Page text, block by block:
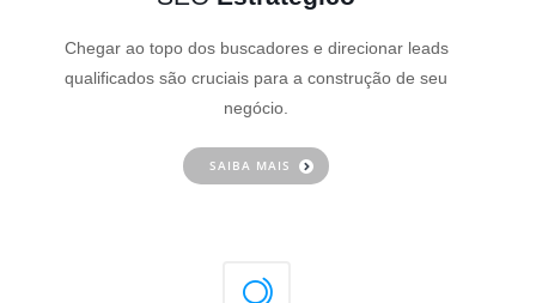
Chegar ao topo dos buscadores e direcionar leads
qualificados são cruciais para a construção de seu
negócio.
SAIBA MAIS